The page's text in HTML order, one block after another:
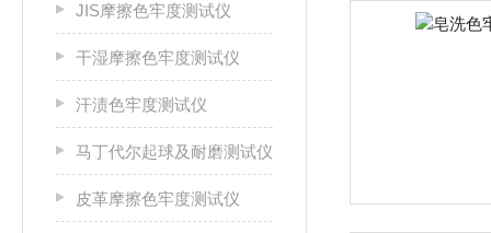
JIS摩擦色牢度测试仪
干湿摩擦色牢度测试仪
汗渍色牢度测试仪
马丁代尔起球及耐磨测试仪
皮革摩擦色牢度测试仪